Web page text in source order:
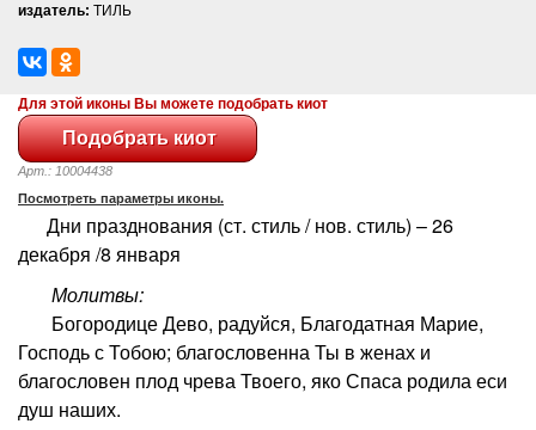
издатель: ТИЛЬ
Для этой иконы Вы можете подобрать киот
Арт.: 10004438
Посмотреть параметры иконы.
Дни празднования (ст. стиль / нов. стиль) – 26
декабря /8 января
Молитвы:
Богородице Дево, радуйся, Благодатная Марие,
Господь с Тобою; благословенна Ты в женах и
благословен плод чрева Твоего, яко Спаса родила еси
душ наших.